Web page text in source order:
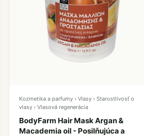
Kozmetika a parfumy › Vlasy › Starostlivosť o
vlasy › Vlasová regenerácia
BodyFarm Hair Mask Argan &
Macademia oil - Posilňujúca a